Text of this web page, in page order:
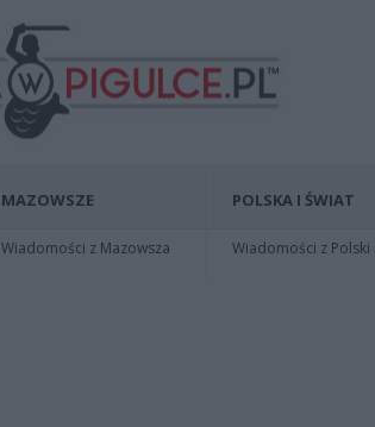
MAZOWSZE
Wiadomości z Mazowsza
POLSKA I ŚWIAT
Wiadomości z Polski